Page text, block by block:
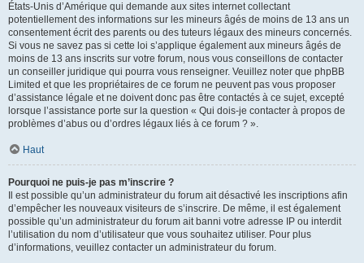
États-Unis d’Amérique qui demande aux sites internet collectant
potentiellement des informations sur les mineurs âgés de moins de 13 ans un
consentement écrit des parents ou des tuteurs légaux des mineurs concernés.
Si vous ne savez pas si cette loi s’applique également aux mineurs âgés de
moins de 13 ans inscrits sur votre forum, nous vous conseillons de contacter
un conseiller juridique qui pourra vous renseigner. Veuillez noter que phpBB
Limited et que les propriétaires de ce forum ne peuvent pas vous proposer
d’assistance légale et ne doivent donc pas être contactés à ce sujet, excepté
lorsque l’assistance porte sur la question « Qui dois-je contacter à propos de
problèmes d’abus ou d’ordres légaux liés à ce forum ? ».
Haut
Pourquoi ne puis-je pas m’inscrire ?
Il est possible qu’un administrateur du forum ait désactivé les inscriptions afin
d’empêcher les nouveaux visiteurs de s’inscrire. De même, il est également
possible qu’un administrateur du forum ait banni votre adresse IP ou interdit
l’utilisation du nom d’utilisateur que vous souhaitez utiliser. Pour plus
d’informations, veuillez contacter un administrateur du forum.